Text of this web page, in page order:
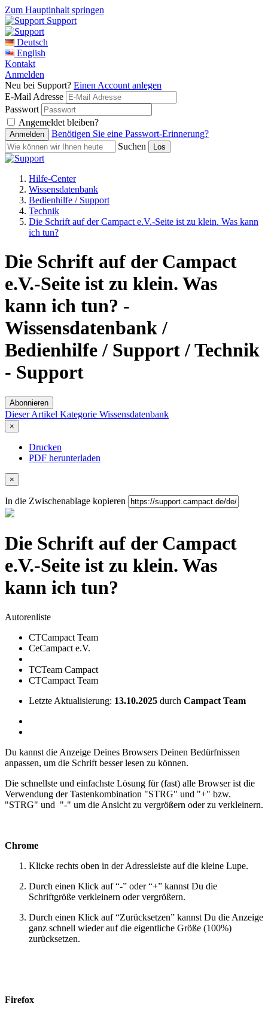
Zum Hauptinhalt springen
Support
Deutsch
English
Kontakt
Anmelden
Neu bei Support? Einen Account anlegen
E-Mail Adresse
Passwort
Angemeldet bleiben?
Benötigen Sie eine Passwort-Erinnerung?
Suchen
Hilfe-Center
Wissensdatenbank
Bedienhilfe / Support
Technik
Die Schrift auf der Campact e.V.-Seite ist zu klein. Was kann
ich tun?
Die Schrift auf der Campact
e.V.-Seite ist zu klein. Was
kann ich tun? -
Wissensdatenbank /
Bedienhilfe / Support / Technik
- Support
Abonnieren
Dieser Artikel Kategorie Wissensdatenbank
×
Drucken
PDF herunterladen
×
In die Zwischenablage kopieren
Die Schrift auf der Campact
e.V.-Seite ist zu klein. Was
kann ich tun?
Autorenliste
CTCampact Team
CeCampact e.V.
TCTeam Campact
CTCampact Team
Letzte Aktualisierung: 13.10.2025 durch Campact Team
Du kannst die Anzeige Deines Browsers Deinen Bedürfnissen
anpassen, um die Schrift besser lesen zu können.
Die schnellste und einfachste Lösung für (fast) alle Browser ist die
Verwendung der Tastenkombination "STRG" und "+" bzw.
"STRG" und "-" um die Ansicht zu vergrößern oder zu verkleinern.
Chrome
Klicke rechts oben in der Adressleiste auf die kleine Lupe.
Durch einen Klick auf “-” oder “+” kannst Du die
Schriftgröße verkleinern oder vergrößern.
Durch einen Klick auf “Zurücksetzen” kannst Du die Anzeige
ganz schnell wieder auf die eigentliche Größe (100%)
zurücksetzen.
Firefox